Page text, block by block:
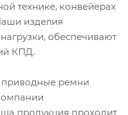
технике, конвейерах
изделия
обеспечивают
КПД.
приводные ремни
продукция проходит